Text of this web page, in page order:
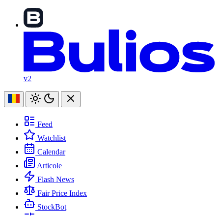
v2
Feed
Watchlist
Calendar
Articole
Flash News
Fair Price Index
StockBot